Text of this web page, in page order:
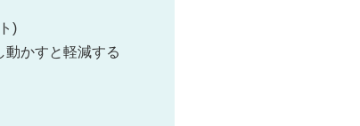
)
動かすと軽減する